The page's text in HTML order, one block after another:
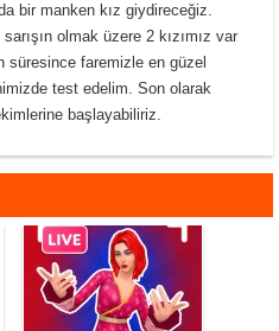
bir manken kız giydireceğiz.
olmak üzere 2 kızımız var
süresince faremizle en güzel
test edelim. Son olarak
başlayabiliriz.